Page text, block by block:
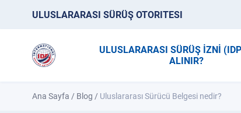
ULUSLARARASI SÜRÜŞ OTORITESI
ULUSLARARASI SÜRÜŞ İZNİ
ALINIR?
Ana Sayfa / Blog / Uluslararası Sürücü Belgesi nedir?